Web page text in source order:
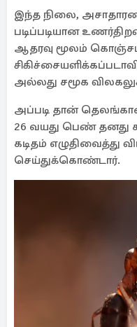
இந்த நிலை,
படிப்படியான
ஆதரவு மூலம்
அல்லது சமூக
அப்படி தான்
26 வயது பெண் தனது
கடிதம் எழுதிவைத்து
செய்துக்கொண்டார்.